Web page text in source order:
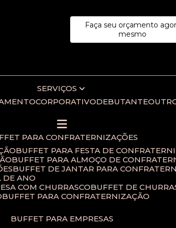
Faça seu orçamento
mesmo
SERVIÇOS
CORPORATIVO DEBUTANTE
PARA CONFRATERNIZAÇÕES
BUFFET PARA FESTA DE
BUFFET PARA ALMOÇO DE
BUFFET DE JANTAR PARA
DE ANO​
COM CHURRASCO
BUFFET DE
BUFFET PARA CONFRATERNIZAÇÃO
BUFFET PARA EMPRESAS